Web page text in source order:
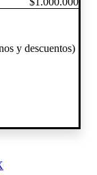
y descuentos)